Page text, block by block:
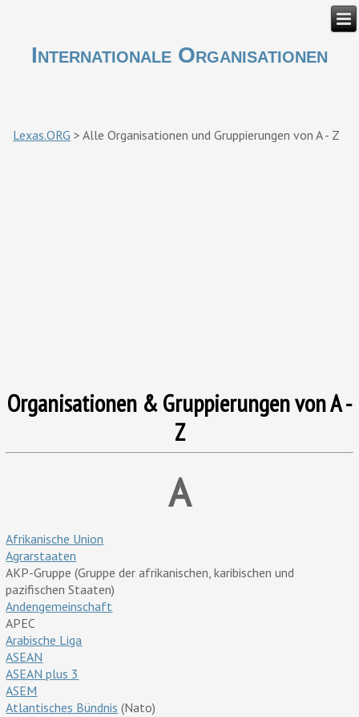
Internationale Organisationen
Lexas.ORG >Alle Organisationen und Gruppierungen von A - Z
Organisationen & Gruppierungen von A -
Z
A
Afrikanische Union
Agrarstaaten
AKP-Gruppe (Gruppe der afrikanischen, karibischen und
pazifischen Staaten)
Andengemeinschaft
APEC
Arabische Liga
ASEAN
ASEAN plus 3
ASEM
Atlantisches Bündnis (Nato)